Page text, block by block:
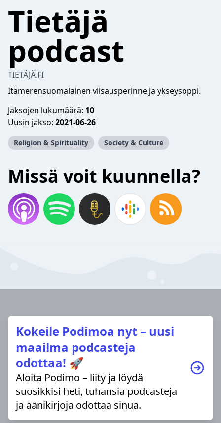
Tietäjä
podcast
TIETÄJÄ.FI
Itämerensuomalainen viisausperinne ja ykseysoppi.
Jaksojen lukumäärä: 10
Uusin jakso: 2021-06-26
Religion & Spirituality Society & Culture
Missä voit kuunnella?
Kokeile Podimoa nyt – uusi
maailma podcasteja
odottaa! 🚀
Aloita Podimo – liity ja löydä
suosikkisi heti, tuhansia podcasteja
ja äänikirjoja odottaa sinua.